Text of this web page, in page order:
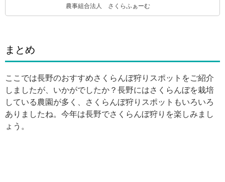
農事組合法人 さくらふぁーむ
まとめ
ここでは長野のおすすめさくらんぼ狩りスポットをご紹介
しましたが、いかがでしたか？長野にはさくらんぼを栽培
している農園が多く、さくらんぼ狩りスポットもいろいろ
ありましたね。今年は長野でさくらんぼ狩りを楽しみまし
ょう。